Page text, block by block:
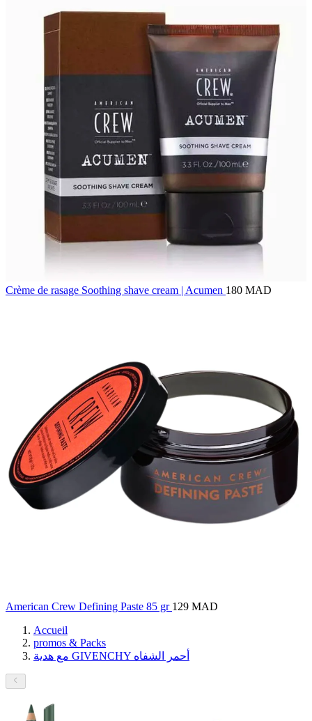
Crème de rasage Soothing shave cream | Acumen 180 MAD
American Crew Defining Paste 85 gr 129 MAD
Accueil
promos & Packs
مع هدية GIVENCHY أحمر الشفاه